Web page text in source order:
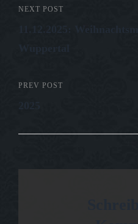
Beitrags-
Previous
PREV POST
Next
NEXT POST